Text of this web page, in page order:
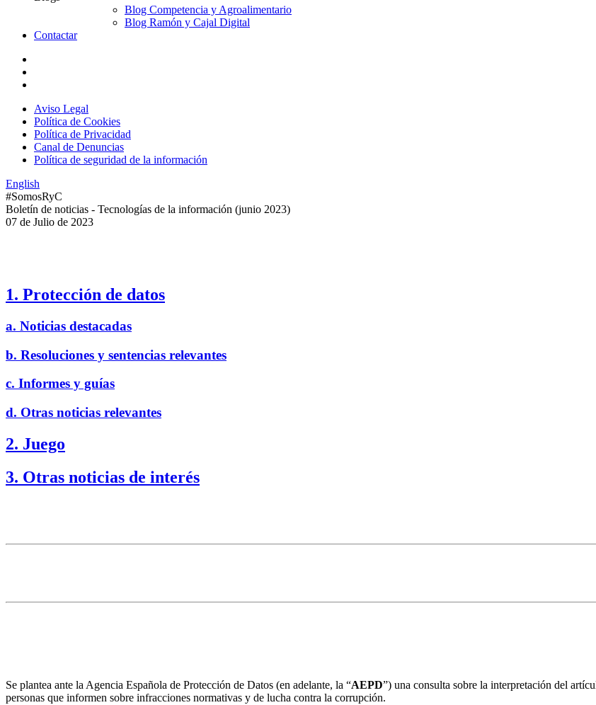
Blog Competencia y Agroalimentario
Blog Ramón y Cajal Digital
Contactar
Aviso Legal
Política de Cookies
Política de Privacidad
Canal de Denuncias
Política de seguridad de la información
English
#SomosRyC
Boletín de noticias - Tecnologías de la información (junio 2023)
07 de Julio de 2023
1. Protección de datos
a. Noticias destacadas
b. Resoluciones y sentencias relevantes
c. Informes y guías
d. Otras noticias relevantes
2. Juego
3. Otras noticias de interés
Se plantea ante la Agencia Española de Protección de Datos (en adelante, la “AEPD”) una consulta sobre la interpretación del
personas que informen sobre infracciones normativas y de lucha contra la corrupción.